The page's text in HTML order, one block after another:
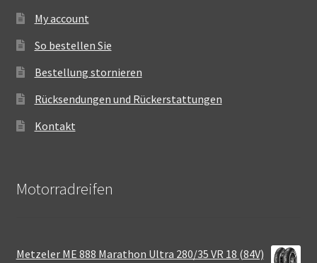
My account
So bestellen Sie
Bestellung stornieren
Rücksendungen und Rückerstattungen
Kontakt
Motorradreifen
Metzeler ME 888 Marathon Ultra 280/35 VR 18 (84V)